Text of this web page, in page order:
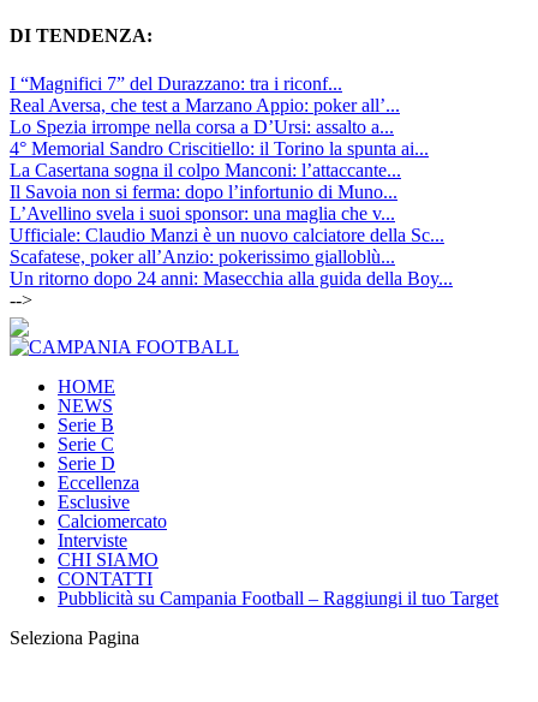
DI TENDENZA:
I “Magnifici 7” del Durazzano: tra i riconf...
Real Aversa, che test a Marzano Appio: poker all’...
Lo Spezia irrompe nella corsa a D’Ursi: assalto a...
4° Memorial Sandro Criscitiello: il Torino la spunta ai...
La Casertana sogna il colpo Manconi: l’attaccante...
Il Savoia non si ferma: dopo l’infortunio di Muno...
L’Avellino svela i suoi sponsor: una maglia che v...
Ufficiale: Claudio Manzi è un nuovo calciatore della Sc...
Scafatese, poker all’Anzio: pokerissimo gialloblù...
Un ritorno dopo 24 anni: Masecchia alla guida della Boy...
-->
HOME
NEWS
Serie B
Serie C
Serie D
Eccellenza
Esclusive
Calciomercato
Interviste
CHI SIAMO
CONTATTI
Pubblicità su Campania Football – Raggiungi il tuo Target
Seleziona Pagina